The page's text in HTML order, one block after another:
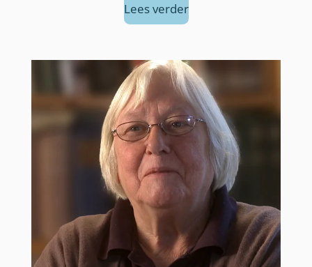
Lees verder